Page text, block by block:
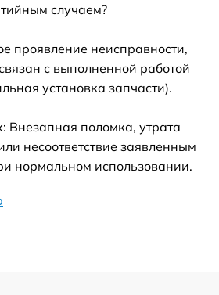
случаем?
проявление неисправности,
с выполненной работой
установка запчасти).
Внезапная поломка, утрата
несоответствие заявленным
нормальном использовании.